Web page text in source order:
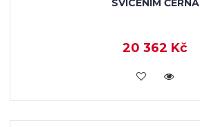
SVÍCENÍM ČERNÁ
20 362 Kč
KOUPIT